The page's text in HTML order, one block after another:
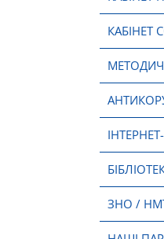
КАБІНЕТ
ЗНО /